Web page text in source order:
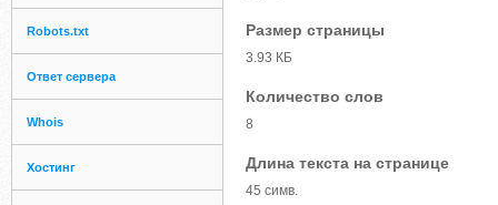
Robots.txt
Ответ сервера
Whois
Хостинг
Размер страницы
3.93 КБ
Количество слов
8
Длина текста на странице
45 симв.